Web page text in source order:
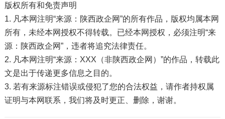
版权所有和免责声明
1. 凡本网注明“来源：陕西政企网”的所有作品，版权均属本网
所有，未经本网授权不得转载。已经本网授权，必须注明“来
源：陕西政企网”，违者将追究法律责任。
2. 凡本网注明“来源：XXX（非陕西政企网）”的作品，转载此
文是出于传递更多信息之目的。
3. 若有来源标注错误或侵犯了您的合法权益，请作者持权属
证明与本网联系，我们将及时更正、删除，谢谢。